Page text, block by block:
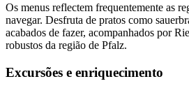
Os menus reflectem frequentemente as
navegar. Desfruta de pratos como
acabados de fazer, acompanhados por
robustos da região de Pfalz.
Excursões e enriquecimento